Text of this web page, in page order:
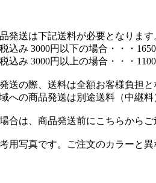
発送は下記送料が必要となります
込み 3000円以下の場合・・・1650
込み 3000円以上の場合・・・1100
送の際、送料は全額お客様負担と
への商品発送は別途送料（中継料
合は、商品発送前にこちらからご
用写真です。ご注文のカラーと